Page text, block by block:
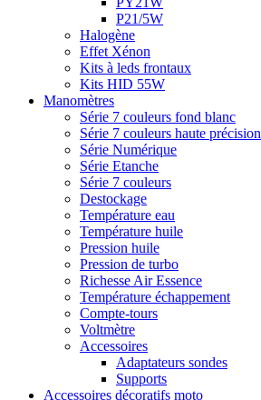
P21/5W
Halogène
Effet Xénon
Kits à leds frontaux
Kits HID 55W
Manomètres
Série 7 couleurs fond blanc
Série 7 couleurs haute précision
Série Numérique
Série Etanche
Série 7 couleurs
Destockage
Température eau
Température huile
Pression huile
Pression de turbo
Richesse Air Essence
Température échappement
Compte-tours
Voltmètre
Accessoires
Adaptateurs sondes
Supports
Accessoires décoratifs moto